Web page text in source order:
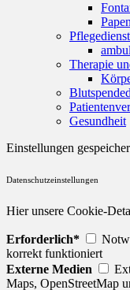
Therapie
Gesundheit
Einstellungen
Datenschutzeinstellungen
Hier unsere Cookie-
Erforderlich*
korrekt funktioniert
Externe Medien
Maps, OpenStreetMap